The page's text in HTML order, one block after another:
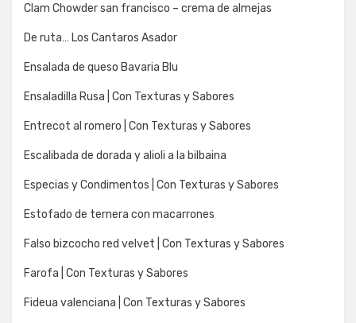
Clam Chowder san francisco – crema de almejas
De ruta… Los Cantaros Asador
Ensalada de queso Bavaria Blu
Ensaladilla Rusa | Con Texturas y Sabores
Entrecot al romero | Con Texturas y Sabores
Escalibada de dorada y alioli a la bilbaina
Especias y Condimentos | Con Texturas y Sabores
Estofado de ternera con macarrones
Falso bizcocho red velvet | Con Texturas y Sabores
Farofa | Con Texturas y Sabores
Fideua valenciana | Con Texturas y Sabores